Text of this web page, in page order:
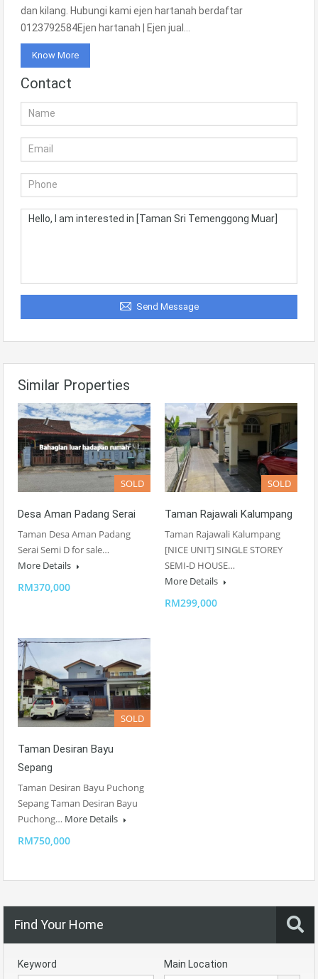
dan kilang. Hubungi kami ejen hartanah berdaftar
0123792584Ejen hartanah | Ejen jual…
Know More
Contact
Send Message
Similar Properties
SOLD
Desa Aman Padang Serai
Taman Desa Aman Padang
Serai Semi D for sale…
More Details
RM370,000
SOLD
Taman Rajawali Kalumpang
Taman Rajawali Kalumpang
[NICE UNIT] SINGLE STOREY
SEMI-D HOUSE…
More Details
RM299,000
SOLD
Taman Desiran Bayu
Sepang
Taman Desiran Bayu Puchong
Sepang Taman Desiran Bayu
Puchong… More Details
RM750,000
Find Your Home
Keyword Main Location